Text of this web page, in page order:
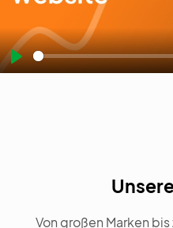
Play
Von großen Marken